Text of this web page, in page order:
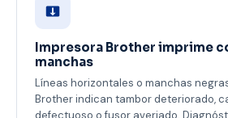
Impresora Brother imprime
manchas
Líneas horizontales o manchas
Brother indican tambor deteriorado,
defectuoso o fusor averiado.